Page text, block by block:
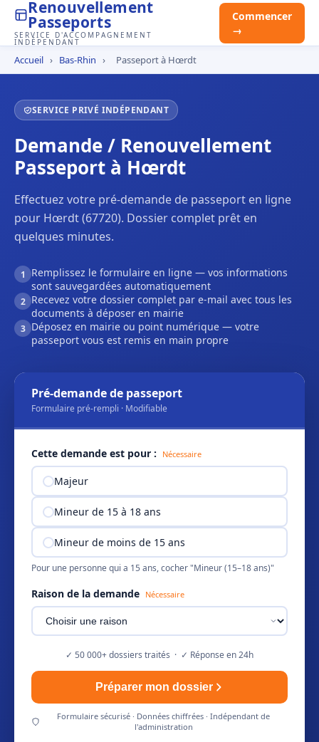
Renouvellement
Passeports
SERVICE D'ACCOMPAGNEMENT
INDÉPENDANT
Commencer
→
Accueil › Bas-Rhin › Passeport à Hœrdt
SERVICE PRIVÉ INDÉPENDANT
Demande / Renouvellement
Passeport à Hœrdt
Effectuez votre pré-demande de passeport en ligne
pour Hœrdt (67720). Dossier complet prêt en
quelques minutes.
1
Remplissez le formulaire en ligne — vos informations
sont sauvegardées automatiquement
2 Recevez votre dossier complet par e-mail avec tous les
documents à déposer en mairie
3 Déposez en mairie ou point numérique — votre
passeport vous est remis en main propre
Pré-demande de passeport
Formulaire pré-rempli · Modifiable
Cette demande est pour : Nécessaire
Majeur
Mineur de 15 à 18 ans
Mineur de moins de 15 ans
Pour une personne qui a 15 ans, cocher "Mineur (15–18 ans)"
Raison de la demande Nécessaire
✓ 50 000+ dossiers traités · ✓ Réponse en 24h
Préparer mon dossier
Formulaire sécurisé · Données chiffrées · Indépendant de
l'administration